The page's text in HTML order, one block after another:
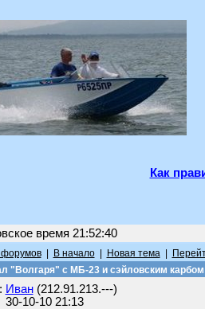
Как
время 21:52:40
| В начало| Новая тема|
"Волгаря" с МБ-23 и сэйловским карбом
Иван(212.91.213.---)
10-10 21:13